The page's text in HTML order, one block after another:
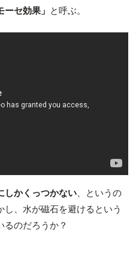
ーセ効果」 と呼ぶ。
しかくっつかない、というの
、水が磁石を避けるという
のだろうか？